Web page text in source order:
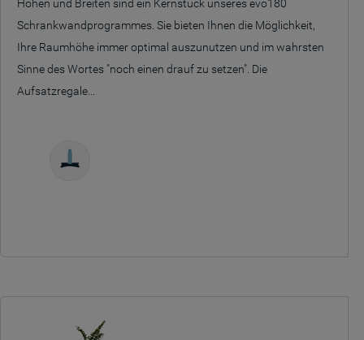
Höhen und Breiten sind ein Kernstück unseres evo180
Schrankwandprogrammes. Sie bieten Ihnen die Möglichkeit,
Ihre Raumhöhe immer optimal auszunutzen und im wahrsten
Sinne des Wortes "noch einen drauf zu setzen". Die
Aufsatzregale...